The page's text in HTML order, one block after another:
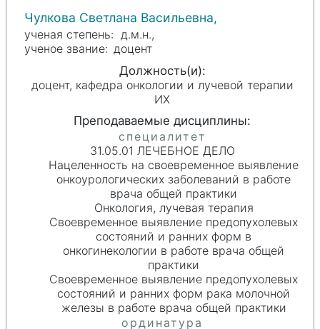
Чулкова Светлана Васильевна,
д.м.н.,
доцент
доцент, кафедра онкологии и лучевой терапии
ИХ
31.05.01 ЛЕЧЕБНОЕ ДЕЛО
Нацеленность на своевременное выявление
онкоурологических заболеваний в работе
врача общей практики
Онкология, лучевая терапия
Своевременное выявление предопухолевых
состояний и ранних форм в
онкогинекологии в работе врача общей
практики
Своевременное выявление предопухолевых
состояний и ранних форм рака молочной
железы в работе врача общей практики